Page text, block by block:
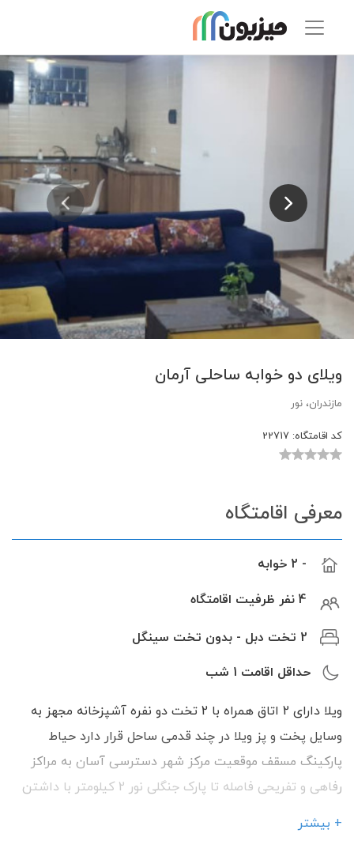
ویلای دو خوابه ساحلی آرمان
مازندران، نور
کد اقامتگاه:
معرفی اقامتگاه
- 2 خوابه
4 نفر ظرفیت اقامتگاه
2 تخت دبل - بدون تخت سینگل
حداقل اقامت 1 شب
ویلا دارای 2 اتاق همراه با 2 تخت دو نفره آشپزخانه مجهز به
وسایل پخت و پز ویلا در چند قدمی ساحل قرار دارد حیاط
پارکینگ مسقف موقعیت مرکز شهر دسترسی آسان به مراکز
رفاهی و تفریحی فاصله تا پارک جنگلی نور 2 کیلومتر با داشتن
+ بیشتر